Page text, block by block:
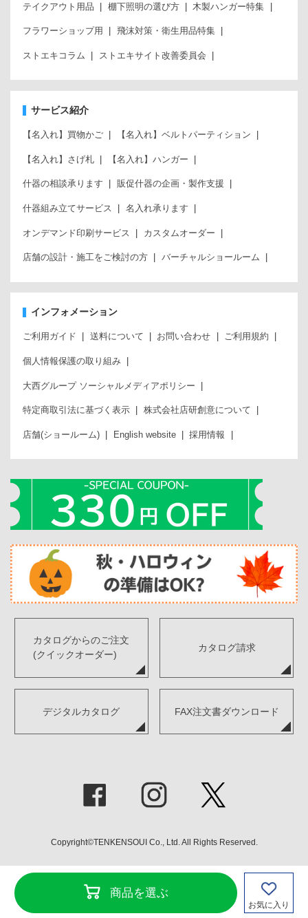
商品を選ぶ
お気に入り
テイクアウト用品 棚下照明の選び方 木製ハンガー特集
フラワーショップ用 飛沫対策・衛生用品特集
ストエキコラム ストエキサイト改善委員会
サービス紹介
【名入れ】買物かご 【名入れ】ベルトパーティション
【名入れ】さげ札 【名入れ】ハンガー
什器の相談承ります 販促什器の企画・製作支援
什器組み立てサービス 名入れ承ります
オンデマンド印刷サービス カスタムオーダー
店舗の設計・施工をご検討の方 バーチャルショールーム
インフォメーション
ご利用ガイド 送料について お問い合わせ ご利用規約
個人情報保護の取り組み
大西グループ ソーシャルメディアポリシー
特定商取引法に基づく表示 株式会社店研創意について
店舗(ショールーム) English website 採用情報
カタログからのご注文
(クイックオーダー)
カタログ請求
デジタルカタログ FAX注文書ダウンロード
Copyright©TENKENSOUI Co., Ltd. All Rights Reserved.